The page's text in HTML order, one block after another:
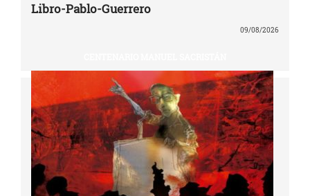
Libro-Pablo-Guerrero
09/08/2026